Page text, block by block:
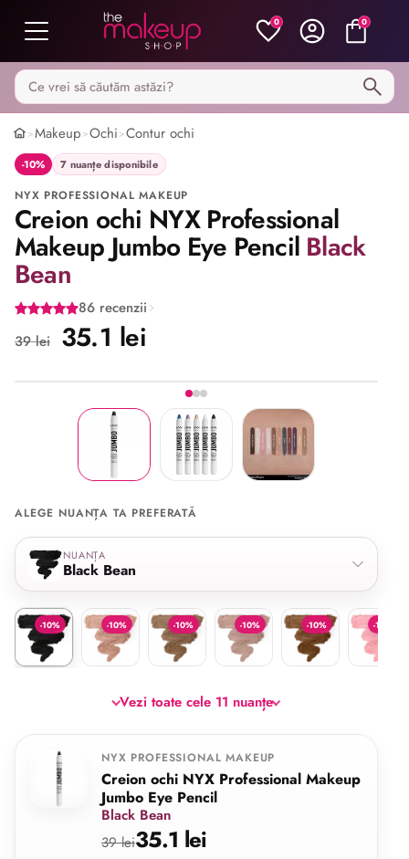
0 0
Caută pe MakeupShop
>Makeup>Ochi>Contur ochi
-10% 7 nuanțe disponibile
NYX PROFESSIONAL MAKEUP
Creion ochi NYX Professional
Makeup Jumbo Eye PencilBlack
Bean
86 recenzii
39 lei 35.1 lei
Imaginea 1 din 3
Selectează nuanța
ALEGE NUANȚA TA PREFERATĂ
NUANȚA
Black Bean
-10%
Black Bean -10%
Yogurt -10%
Iced Mocha -10%
Iced Latte -10%
French Fries -10%
Sherbert
Vezi toate cele 11 nuanțe
NYX PROFESSIONAL MAKEUP
Creion ochi NYX Professional Makeup
Jumbo Eye Pencil
Black Bean
39 lei35.1 lei